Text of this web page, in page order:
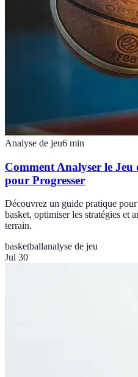
Analyse de jeu6 min
Comment Analyser le
pour Progresser
Découvrez un guide pratique
basket, optimiser les stratégies et
terrain.
basketballanalyse de jeu
Jul 30